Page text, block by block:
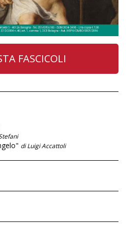
FASCICOLI
di Luigi Accattoli